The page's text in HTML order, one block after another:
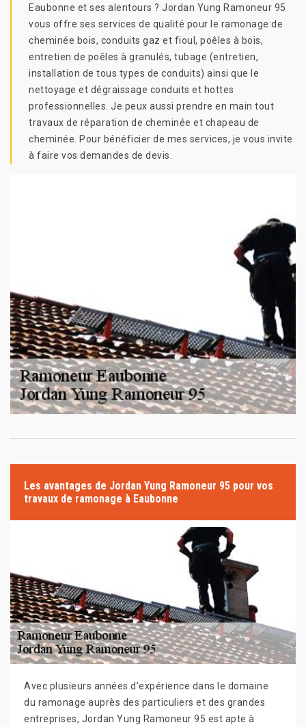
Eaubonne et ses alentours ? Jordan Yung Ramoneur 95
vous offre ses services de qualité pour le ramonage de
cheminée bois, conduits gaz et fioul, poêles à bois,
entretien de poêles à granulés, tubage (entretien,
installation de tous types de conduits) ainsi que le
nettoyage et dégraissage conduits et hottes
professionnelles. Je peux aussi prendre en main tout
travaux de réparation de cheminée et chapeau de
cheminée. Pour bénéficier de mes services, je vous invite
à faire vos demandes de devis.
Les avantages de Jordan Yung Ramoneur 95 pour vos
travaux de ramonage à Eaubonne
Avec plusieurs années d’expérience dans le domaine
du ramonage auprès des particuliers et des grandes
entreprises, Jordan Yung Ramoneur 95 est apte à